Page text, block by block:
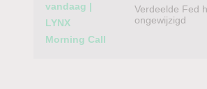
vandaag |
LYNX
Morning Call
Verdeelde Fed
ongewijzigd